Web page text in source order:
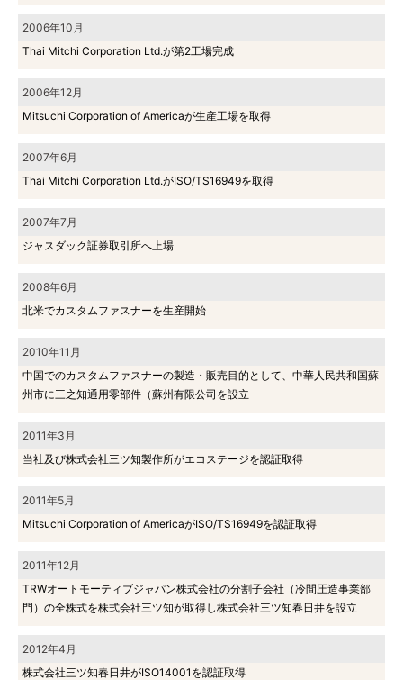
2006年10月
Thai Mitchi Corporation Ltd.が第2工場完成
2006年12月
Mitsuchi Corporation of Americaが生産工場を取得
2007年6月
Thai Mitchi Corporation Ltd.がISO/TS16949を取得
2007年7月
ジャスダック証券取引所へ上場
2008年6月
北米でカスタムファスナーを生産開始
2010年11月
中国でのカスタムファスナーの製造・販売目的として、中華人民共和国蘇
州市に三之知通用零部件（蘇州有限公司を設立
2011年3月
当社及び株式会社三ツ知製作所がエコステージを認証取得
2011年5月
Mitsuchi Corporation of AmericaがISO/TS16949を認証取得
2011年12月
TRWオートモーティブジャパン株式会社の分割子会社（冷間圧造事業部
門）の全株式を株式会社三ツ知が取得し株式会社三ツ知春日井を設立
2012年4月
株式会社三ツ知春日井がISO14001を認証取得